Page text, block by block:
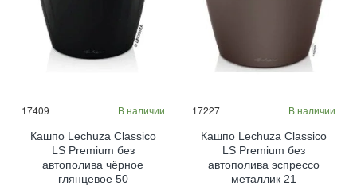
17409 В наличии
Кашпо Lechuza Classico
LS Premium без
автополива чёрное
глянцевое 50
17227 В наличии
Кашпо Lechuza Classico
LS Premium без
автополива эспрессо
металлик 21